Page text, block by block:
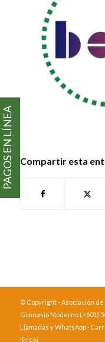
Compartir esta
© Copyright - Asociación de
Gimnasio Moderno (+601)
Llamadas y WhatsApp ·
Kriesi
PAGOS EN LÍNEA